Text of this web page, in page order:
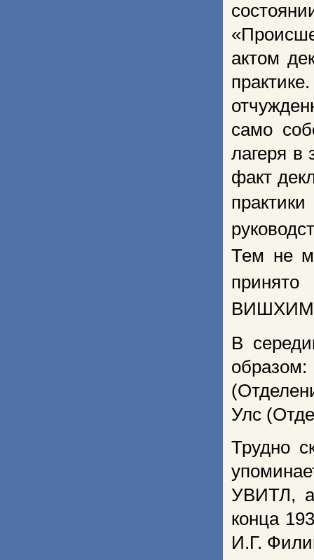
актом
само
лагеря в
факт
прак
Тем не
В
Улс
Трудно
УВИТЛ, а
конца
И.Г.